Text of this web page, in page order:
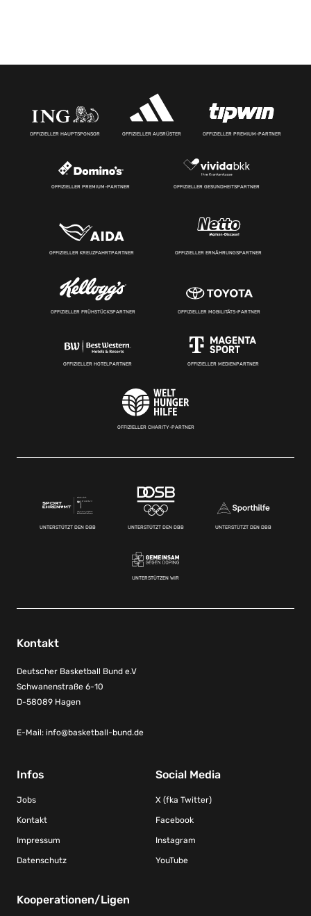
OFFIZIELLER HAUPTSPONSOR OFFIZIELLER AUSRÜSTER OFFIZIELLER PREMIUM-PARTNER
OFFIZIELLER PREMIUM-PARTNER OFFIZIELLER GESUNDHEITSPARTNER
OFFIZIELLER KREUZFAHRTPARTNER OFFIZIELLER ERNÄHRUNGSPARTNER
OFFIZIELLER FRÜHSTÜCKSPARTNER OFFIZIELLER MOBILITÄTS-PARTNER
OFFIZIELLER HOTELPARTNER OFFIZIELLER MEDIENPARTNER
OFFIZIELLER CHARITY-PARTNER
UNTERSTÜTZT DEN DBB UNTERSTÜTZT DEN DBB UNTERSTÜTZT DEN DBB
UNTERSTÜTZEN WIR
Kontakt
Deutscher Basketball Bund e.V
Schwanenstraße 6-10
D-58089 Hagen
E-Mail: info@basketball-bund.de
Infos
Jobs
Kontakt
Impressum
Datenschutz
Social Media
X (fka Twitter)
Facebook
Instagram
YouTube
Kooperationen/Ligen